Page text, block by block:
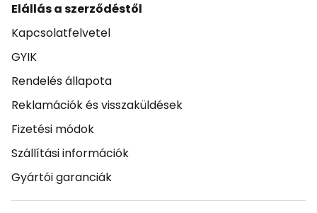
Elállás a szerződéstől
Kapcsolatfelvetel
GYIK
Rendelés állapota
Reklamációk és visszaküldések
Fizetési módok
Szállítási információk
Gyártói garanciák